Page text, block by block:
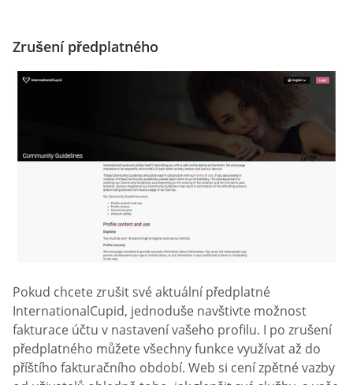
Zrušení předplatného
Pokud chcete zrušit své aktuální předplatné
InternationalCupid, jednoduše navštivte možnost
fakturace účtu v nastavení vašeho profilu. I po zrušení
předplatného můžete všechny funkce využívat až do
příštího fakturačního období. Web si cení zpětné vazby